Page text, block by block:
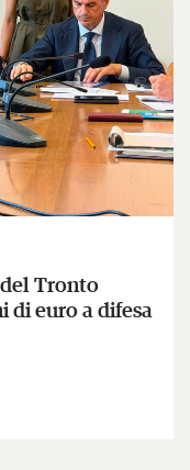
Tronto
di euro a difesa